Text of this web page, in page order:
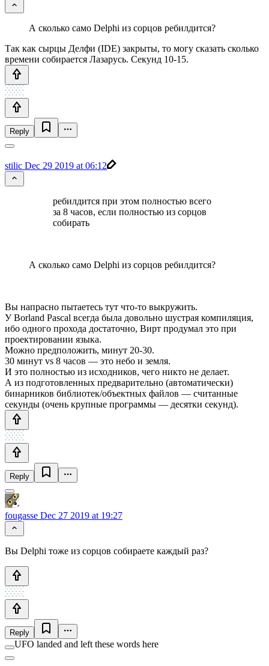
А сколько само Delphi из сорцов ребилдится?
Так как сырцы Делфи (IDE) закрыты, то могу сказать сколько
времени собирается Лазарусь. Секунд 10-15.
Reply
stilic Dec 29 2019 at 06:12
ребилдится при этом полностью всего
за 8 часов, если полностью из сорцов
собирать
А сколько само Delphi из сорцов ребилдится?
Вы напрасно пытаетесь тут что-то выкружить.
У Borland Pascal всегда была довольно шустрая компиляция,
ибо одного прохода достаточно, Вирт продумал это при
проектировании языка.
Можно предположить, минут 20-30.
30 минут vs 8 часов — это небо и земля.
И это полностью из исходников, чего никто не делает.
А из подготовленных предварительно (автоматически)
бинарников библиотек/объектных файлов — считанные
секунды (очень крупные программы — десятки секунд).
Reply
fougasse Dec 27 2019 at 19:27
Вы Delphi тоже из сорцов собираете каждый раз?
Reply
UFO landed and left these words here